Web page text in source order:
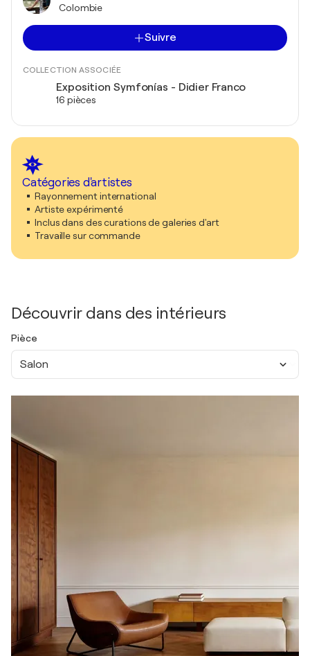
Colombie
Suivre
COLLECTION ASSOCIÉE
Exposition Symfonías - Didier Franco
16 pièces
Catégories d'artistes
Rayonnement international
Artiste expérimenté
Inclus dans des curations de galeries d'art
Travaille sur commande
Découvrir dans des intérieurs
Pièce
Salon